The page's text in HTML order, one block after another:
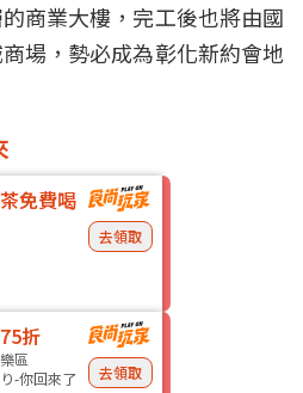
商業大樓，完工後也將由國
場，勢必成為彰化新約會地
免費喝
去領取
折
區
-你回來了
去領取